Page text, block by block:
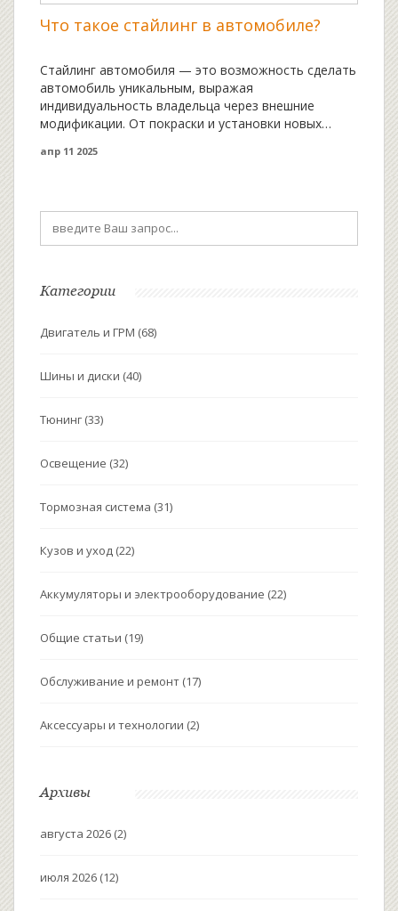
Что такое стайлинг в автомобиле?
Стайлинг автомобиля — это возможность сделать
автомобиль уникальным, выражая
индивидуальность владельца через внешние
модификации. От покраски и установки новых
— стайлинг помогает выделиться на дороге.
элементов. В статье рассказывается о ключевых
направлениях стайлинга, интересных фактах и
советах, которые помогут начать свое
апр 11 2025
Категории
Двигатель и ГРМ (68)
Шины и диски (40)
Тюнинг (33)
Освещение (32)
Тормозная система (31)
Кузов и уход (22)
Аккумуляторы и электрооборудование (22)
Общие статьи (19)
Обслуживание и ремонт (17)
Аксессуары и технологии (2)
Архивы
августа 2026 (2)
июля 2026 (12)